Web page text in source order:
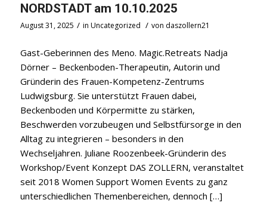
NORDSTADT am 10.10.2025
August 31, 2025 / in Uncategorized / von daszollern21
Gast-Geberinnen des Meno. Magic.Retreats Nadja
Dörner – Beckenboden-Therapeutin, Autorin und
Gründerin des Frauen-Kompetenz-Zentrums
Ludwigsburg. Sie unterstützt Frauen dabei,
Beckenboden und Körpermitte zu stärken,
Beschwerden vorzubeugen und Selbstfürsorge in den
Alltag zu integrieren – besonders in den
Wechseljahren. Juliane Roozenbeek-Gründerin des
Workshop/Event Konzept DAS ZOLLERN, veranstaltet
seit 2018 Women Support Women Events zu ganz
unterschiedlichen Themenbereichen, dennoch […]